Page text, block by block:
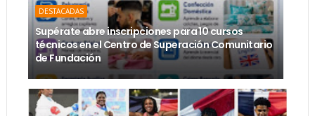
DESTACADAS
Supérate abre inscripciones para 10 cursos
técnicos en el Centro de Superación Comunitario
de Fundación